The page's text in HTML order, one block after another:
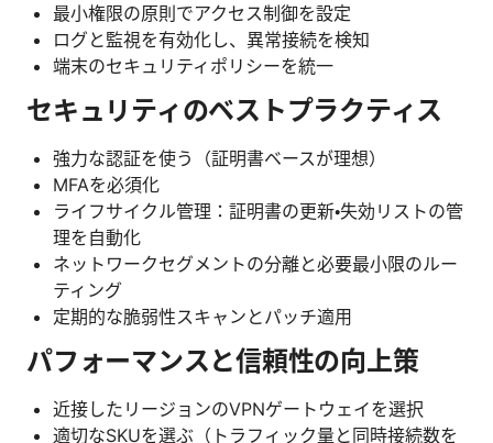
最小権限の原則でアクセス制御を設定
ログと監視を有効化し、異常接続を検知
端末のセキュリティポリシーを統一
セキュリティのベストプラクティス
強力な認証を使う（証明書ベースが理想）
MFAを必須化
ライフサイクル管理：証明書の更新・失効リストの管
理を自動化
ネットワークセグメントの分離と必要最小限のルー
ティング
定期的な脆弱性スキャンとパッチ適用
パフォーマンスと信頼性の向上策
近接したリージョンのVPNゲートウェイを選択
適切なSKUを選ぶ（トラフィック量と同時接続数を